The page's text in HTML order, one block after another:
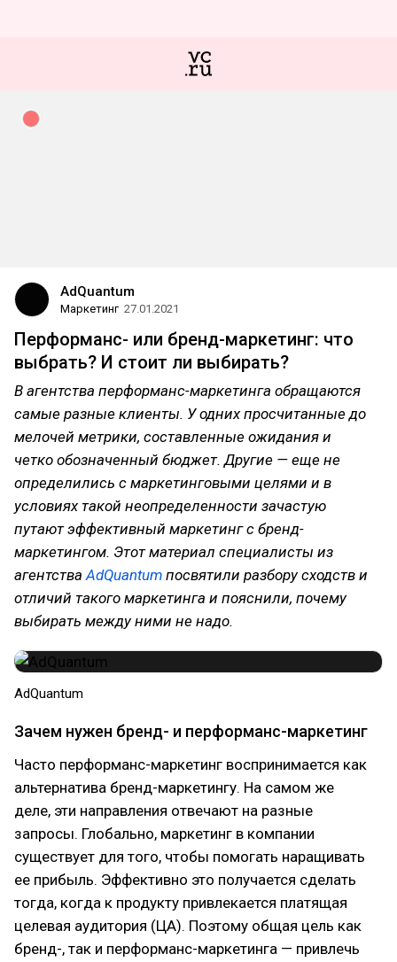
AdQuantum
Маркетинг 27.01.2021
Перформанс- или бренд-маркетинг: что
выбрать? И стоит ли выбирать?
В агентства перформанс-маркетинга обращаются
самые разные клиенты. У одних просчитанные до
мелочей метрики, составленные ожидания и
четко обозначенный бюджет. Другие — еще не
определились с маркетинговыми целями и в
условиях такой неопределенности зачастую
путают эффективный маркетинг с бренд-
маркетингом. Этот материал специалисты из
агентстваAdQuantum посвятили разбору сходств и
отличий такого маркетинга и пояснили, почему
выбирать между ними не надо.
AdQuantum
Зачем нужен бренд- и перформанс-маркетинг
Часто перформанс-маркетинг воспринимается как
альтернатива бренд-маркетингу. На самом же
деле, эти направления отвечают на разные
запросы. Глобально, маркетинг в компании
существует для того, чтобы помогать наращивать
ее прибыль. Эффективно это получается сделать
тогда, когда к продукту привлекается платящая
целевая аудитория (ЦА). Поэтому общая цель как
бренд-, так и перформанс-маркетинга — привлечь